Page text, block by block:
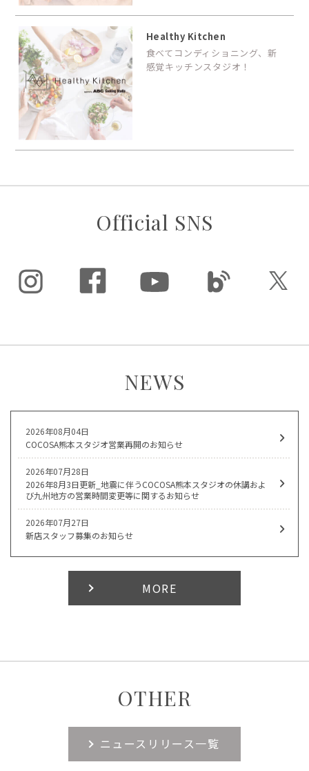
Healthy Kitchen
食べてコンディショニング、新
感覚キッチンスタジオ！
Official SNS
NEWS
2026年08月04日
COCOSA熊本スタジオ営業再開のお知らせ
2026年07月28日
2026年8月3日更新_地震に伴うCOCOSA熊本スタジオの休講およ
び九州地方の営業時間変更等に関するお知らせ
2026年07月27日
新店スタッフ募集のお知らせ
MORE
OTHER
ニュースリリース一覧